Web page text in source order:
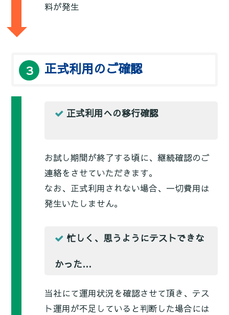
料が発生
３ 正式利用のご確認
正式利用への移行確認
お試し期間が終了する頃に、継続確認のご
連絡をさせていただきます。
なお、正式利用されない場合、一切費用は
発生いたしません。
忙しく、思うようにテストできな
かった…
当社にて運用状況を確認させて頂き、テス
ト運用が不足していると判断した場合には